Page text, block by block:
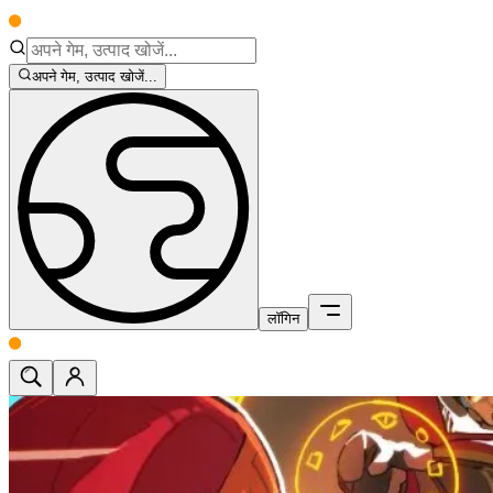
अपने गेम, उत्पाद खोजें...
लॉगिन